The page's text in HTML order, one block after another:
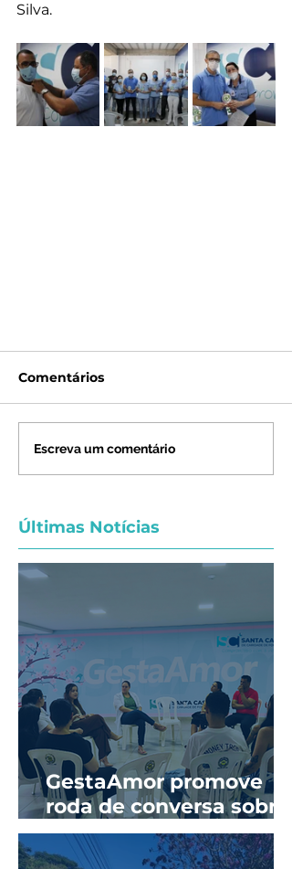
Silva.
Comentários
Escreva um comentário
Últimas Notícias
GestaAmor promove
roda de conversa sobre
prevenção de ISTs e
sífilis na gestação